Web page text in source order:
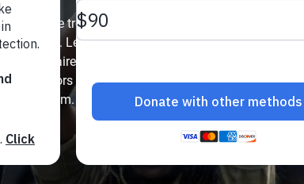
et
en Afrique de
Yémen
des Réfugiés Rohingyas
Réfugié·es au
rythme trois fois
Le monde
milliardaires, dont la
alors qu’une
de la faim.